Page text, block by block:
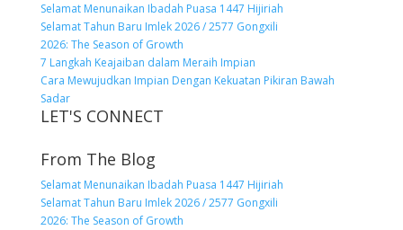
Selamat Menunaikan Ibadah Puasa 1447 Hijiriah
Selamat Tahun Baru Imlek 2026 / 2577 Gongxili
2026: The Season of Growth
7 Langkah Keajaiban dalam Meraih Impian
Cara Mewujudkan Impian Dengan Kekuatan Pikiran Bawah
Sadar
LET'S CONNECT
From The Blog
Selamat Menunaikan Ibadah Puasa 1447 Hijiriah
Selamat Tahun Baru Imlek 2026 / 2577 Gongxili
2026: The Season of Growth